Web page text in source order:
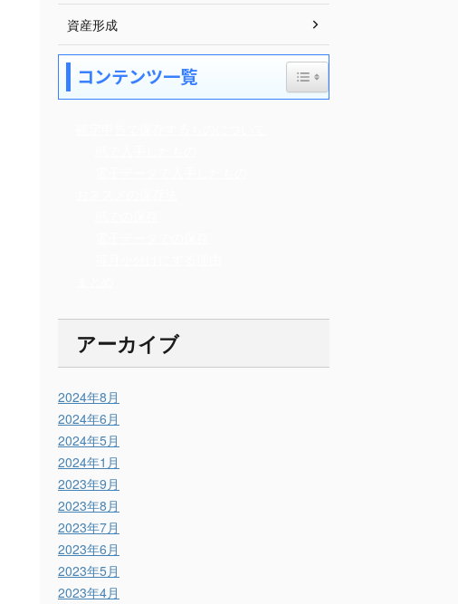
資産形成
コンテンツ一覧 Toggle Table of Content
アーカイブ
2024年8月
2024年6月
2024年5月
2024年1月
2023年9月
2023年8月
2023年7月
2023年6月
2023年5月
2023年4月